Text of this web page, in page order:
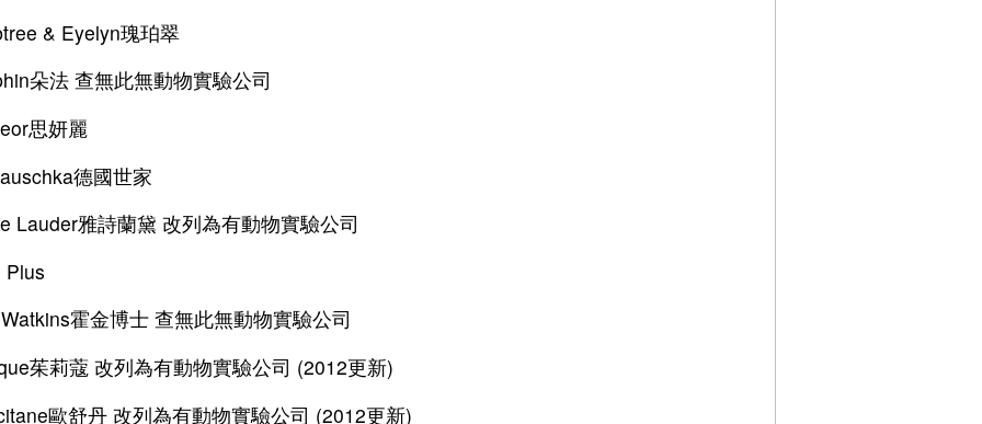
& Eyelyn瑰珀翠
朵法 查無此無動物實驗公司
思妍麗
德國世家
Lauder雅詩蘭黛 改列為有動物實驗公司
Plus
霍金博士 查無此無動物實驗公司
茱莉蔻 改列為有動物實驗公司 (2012更新)
歐舒丹 改列為有動物實驗公司 (2012更新)